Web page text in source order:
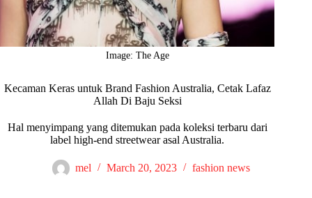
Image: The Age
Kecaman Keras untuk Brand Fashion Australia, Cetak Lafaz
Allah Di Baju Seksi
Hal menyimpang yang ditemukan pada koleksi terbaru dari
label high-end streetwear asal Australia.
mel March 20, 2023 fashion news